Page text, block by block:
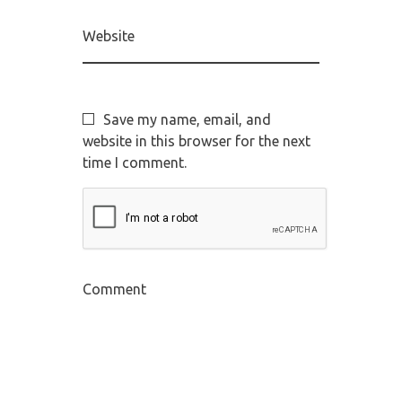
Website
Save my name, email, and
website in this browser for the next
time I comment.
Comment